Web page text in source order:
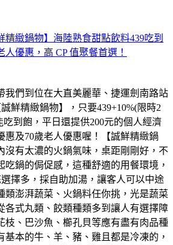
精緻鍋物】海陸熟食甜點飲料439吃到
優惠，高 CP 值聚餐首選！
我們到位在大直美麗華、捷運劍南路站
鮮精緻鍋物】，只要439+10%(限時2
吃到飽，平日還提供200元的個人經濟
惠及70歲老人優惠喔！【誠鮮精緻鍋
沒有太濃的火鍋氣味，桌距剛剛好，不
吃鍋的侷促感，這種舒適的用餐環境，
擇多，採自助加湯，讓客人可以中途
類澎湃蔬菜、火鍋料任你挑，光是蔬菜
各式丸類、餃類種類多到讓人有選擇障
枝、巴沙魚、櫛孔貝等應有盡有肉品種
基本的牛、羊、豬、雞且都是冷凍的，